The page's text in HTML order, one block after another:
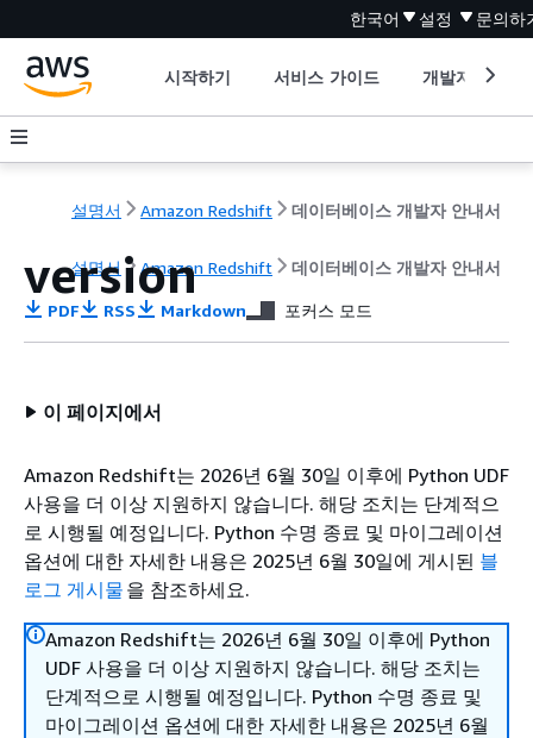
한국어 설정 문의하
시작하기 서비스 가이드 개발자 도구
설명서 Amazon Redshift 데이터베이스 개발자 안내서
설명서 Amazon Redshift 데이터베이스 개발자 안내서
version
PDF RSS Markdown 포커스 모드
이 페이지에서
Amazon Redshift는 2026년 6월 30일 이후에 Python UDF
사용을 더 이상 지원하지 않습니다. 해당 조치는 단계적으
로 시행될 예정입니다. Python 수명 종료 및 마이그레이션
옵션에 대한 자세한 내용은 2025년 6월 30일에 게시된 블
로그 게시물 을 참조하세요.
Amazon Redshift는 2026년 6월 30일 이후에 Python
UDF 사용을 더 이상 지원하지 않습니다. 해당 조치는
단계적으로 시행될 예정입니다. Python 수명 종료 및
마이그레이션 옵션에 대한 자세한 내용은 2025년 6월